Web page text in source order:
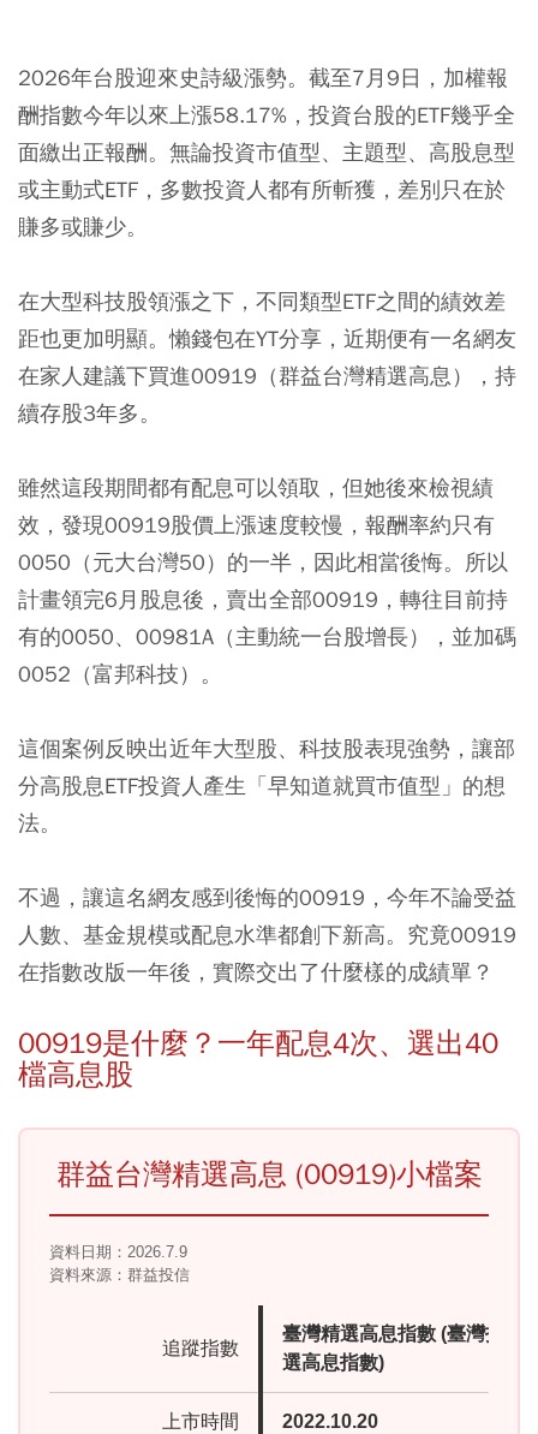
2026年台股迎來史詩級漲勢。截至7月9日，加權報
酬指數今年以來上漲58.17%，投資台股的ETF幾乎全
面繳出正報酬。無論投資市值型、主題型、高股息型
或主動式ETF，多數投資人都有所斬獲，差別只在於
賺多或賺少。
在大型科技股領漲之下，不同類型ETF之間的績效差
距也更加明顯。懶錢包在YT分享，近期便有一名網友
在家人建議下買進00919 （群益台灣精選高息），持
續存股3年多。
雖然這段期間都有配息可以領取，但她後來檢視績
效，發現00919股價上漲速度較慢，報酬率約只有
0050（元大台灣50） 的一半，因此相當後悔。所以
計畫領完6月股息後，賣出全部00919，轉往目前持
有的0050、 00981A（主動統一台股增長）
，並加碼
0052（富邦科技）。
這個案例反映出近年大型股、科技股表現強勢，讓部
分高股息ETF投資人產生「早知道就買市值型」的想
法。
不過，讓這名網友感到後悔的00919，今年不論受益
人數、基金規模或配息水準都創下新高。究竟00919
在指數改版一年後，實際交出了什麼樣的成績單？
00919是什麼？一年配息4次、選出40
檔高息股
群益台灣精選高息 (00919)小檔案
資料日期：2026.7.9
資料來源：群益投信
追蹤指數
臺灣精選高息指數 (臺灣指數
選高息指數)
上市時間 2022.10.20